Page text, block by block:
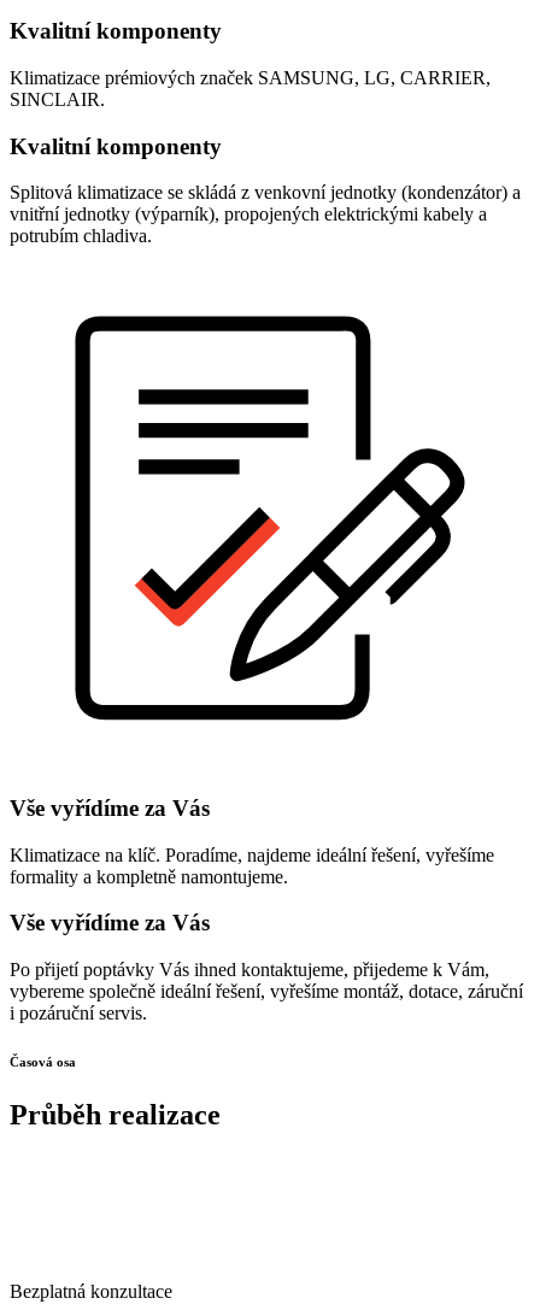
Kvalitní komponenty
Klimatizace prémiových značek SAMSUNG, LG, CARRIER,
SINCLAIR.
Kvalitní komponenty
Splitová klimatizace se skládá z venkovní jednotky (kondenzátor) a
vnitřní jednotky (výparník), propojených elektrickými kabely a
potrubím chladiva.
Vše vyřídíme za Vás
Klimatizace na klíč. Poradíme, najdeme ideální řešení, vyřešíme
formality a kompletně namontujeme.
Vše vyřídíme za Vás
Po přijetí poptávky Vás ihned kontaktujeme, přijedeme k Vám,
vybereme společně ideální řešení, vyřešíme montáž, dotace, záruční
i pozáruční servis.
Časová osa
Průběh realizace
Bezplatná konzultace